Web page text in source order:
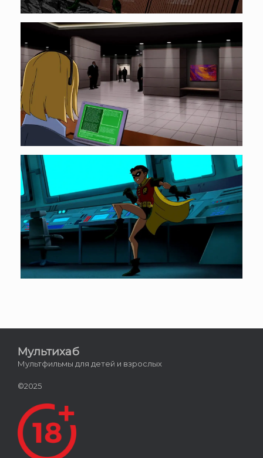
Мультихаб
Мультфильмы для детей и взрослых
©2025